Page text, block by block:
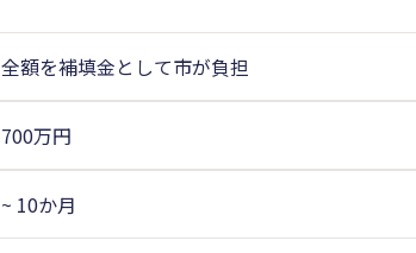
全額を補填金として市が負担
700万円
~ 10か月